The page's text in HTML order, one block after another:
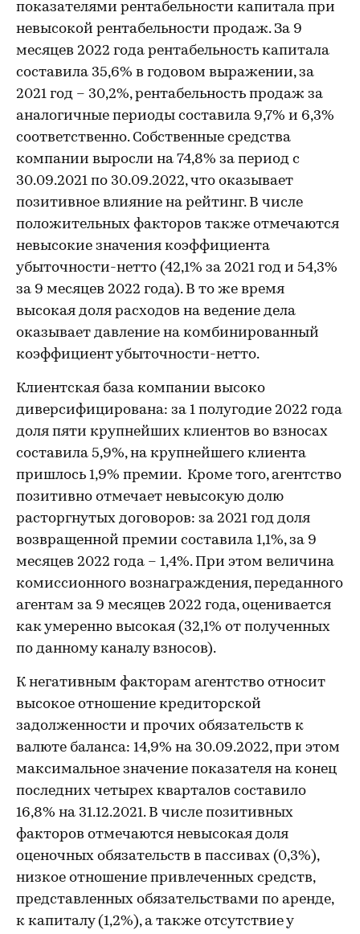
показателями рентабельности капитала при
невысокой рентабельности продаж. За 9
месяцев 2022 года рентабельность капитала
составила 35,6% в годовом выражении, за
2021 год – 30,2%, рентабельность продаж за
аналогичные периоды составила 9,7% и 6,3%
соответственно. Собственные средства
компании выросли на 74,8% за период с
30.09.2021 по 30.09.2022, что оказывает
позитивное влияние на рейтинг. В числе
положительных факторов также отмечаются
невысокие значения коэффициента
убыточности-нетто (42,1% за 2021 год и 54,3%
за 9 месяцев 2022 года). В то же время
высокая доля расходов на ведение дела
оказывает давление на комбинированный
коэффициент убыточности-нетто.
Клиентская база компании высоко
диверсифицирована: за 1 полугодие 2022 года
доля пяти крупнейших клиентов во взносах
составила 5,9%, на крупнейшего клиента
пришлось 1,9% премии. Кроме того, агентство
позитивно отмечает невысокую долю
расторгнутых договоров: за 2021 год доля
возвращенной премии составила 1,1%, за 9
месяцев 2022 года – 1,4%. При этом величина
комиссионного вознаграждения, переданного
агентам за 9 месяцев 2022 года, оценивается
как умеренно высокая (32,1% от полученных
по данному каналу взносов).
К негативным факторам агентство относит
высокое отношение кредиторской
задолженности и прочих обязательств к
валюте баланса: 14,9% на 30.09.2022, при этом
максимальное значение показателя на конец
последних четырех кварталов составило
16,8% на 31.12.2021. В числе позитивных
факторов отмечаются невысокая доля
оценочных обязательств в пассивах (0,3%),
низкое отношение привлеченных средств,
представленных обязательствами по аренде,
к капиталу (1,2%), а также отсутствие у